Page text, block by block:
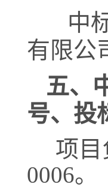
中
有限公
五、
号、投
项目
0006。